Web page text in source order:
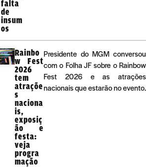
falta
de
insum
os
Rainbo
w Fest
2026
tem
atraçõe
s
naciona
is,
exposiç
ão e
festa:
veja
progra
mação
Presidente do MGM conversou
com o Folha JF sobre o Rainbow
Fest 2026 e as atrações
nacionais que estarão no evento.